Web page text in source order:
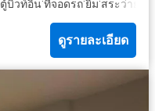
ตู้บิวท์อินที่จอดรถยิม สระว่ายน้ำ
ดูรายละเอียด